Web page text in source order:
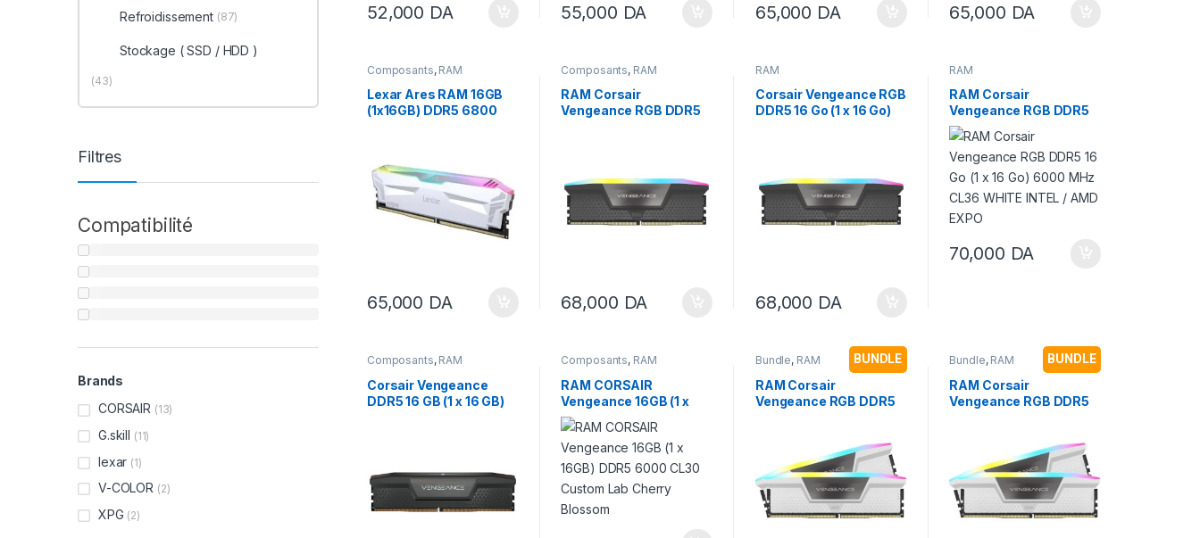
52,000 DA 55,000 DA 65,000 DA 65,000 DA
Composants, RAM
Lexar Ares RAM 16GB
(1x16GB) DDR5 6800
65,000 DA
Composants, RAM
RAM Corsair
Vengeance RGB DDR5
68,000 DA
RAM
Corsair Vengeance RGB
DDR5 16 Go (1 x 16 Go)
68,000 DA
RAM
RAM Corsair
Vengeance RGB DDR5
16 Go (1 x 16 Go) 6000
MHz CL36 WHITE INTEL
/ AMD EXPO
70,000 DA
Composants, RAM
Corsair Vengeance
DDR5 16 GB (1 x 16 GB)
Composants, RAM
RAM CORSAIR
Vengeance 16GB (1 x
16GB) DDR5 6000 CL30
Custom Lab Cherry
Blossom
BUNDLE
Bundle, RAM
RAM Corsair
Vengeance RGB DDR5
configuration XMP
BUNDLE
Bundle, RAM
RAM Corsair
Vengeance RGB DDR5
configuration
Refroidissement (87)
Stockage ( SSD / HDD )
(43)
Filtres
Compatibilité
Brands
CORSAIR (13)
G.skill (11)
lexar (1)
V-COLOR (2)
XPG (2)